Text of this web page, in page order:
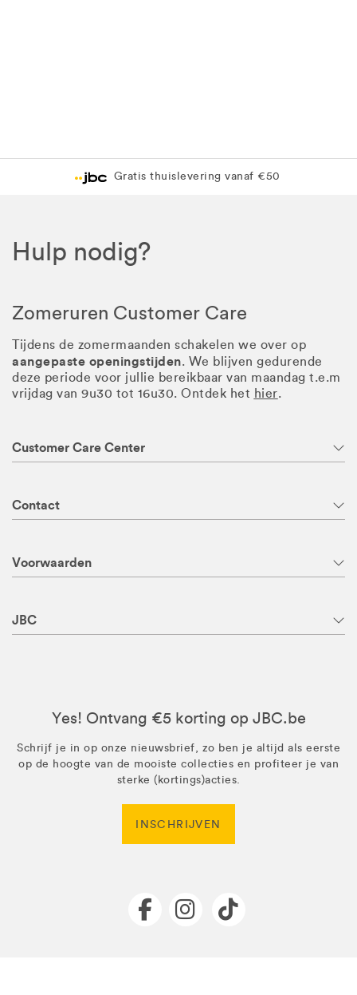
Gratis thuislevering vanaf €50
Hulp nodig?
Zomeruren Customer Care
Tijdens de zomermaanden schakelen we over op
aangepaste openingstijden. We blijven gedurende
deze periode voor jullie bereikbaar van maandag t.e.m
vrijdag van 9u30 tot 16u30. Ontdek het hier.
Customer Care Center
Contact
Voorwaarden
JBC
Yes! Ontvang €5 korting op JBC.be
Schrijf je in op onze nieuwsbrief, zo ben je altijd als eerste
op de hoogte van de mooiste collecties en profiteer je van
sterke (kortings)acties.
INSCHRIJVEN